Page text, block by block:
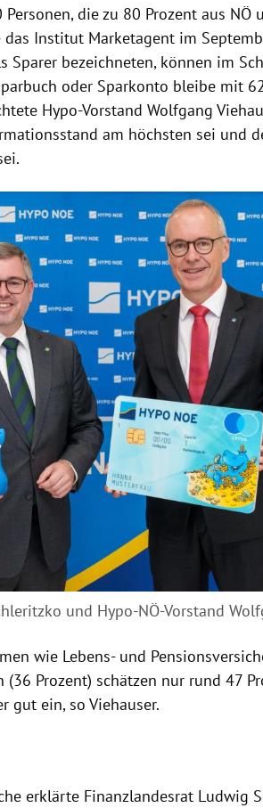
die zu 80 Prozent aus NÖ
Institut Marketagent im
Sparer bezeichneten, können im
oder Sparkonto bleibe mit
Hypo-Vorstand Wolfgang
am höchsten sei und
und Hypo-NÖ-Vorstand
wie Lebens- und
(36 Prozent) schätzen nur rund 47
gut ein, so Viehauser.
erklärte Finanzlandesrat Ludwig